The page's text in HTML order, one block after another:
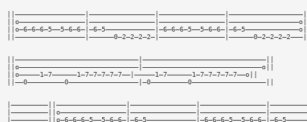
||——————————————————————————————|——————————————————————————————||
||o—————————————————————————————|—————————————————————————————o||
||o—————1—7——————1—7—7—7—7—7——|—————1—7——————1—7—7—7—7—7——o||
||——0—————————0—————————————————|—0—————————0——————————————————||